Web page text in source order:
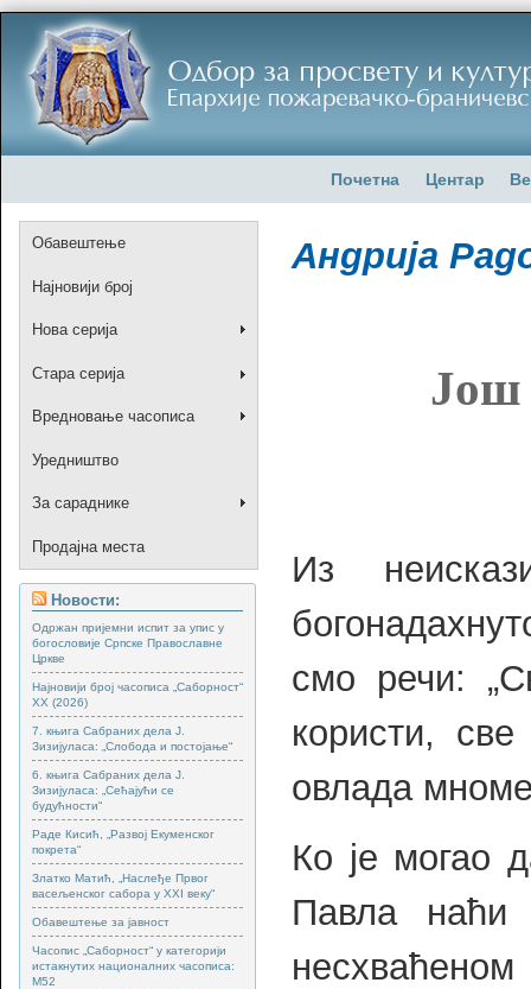
Почетна Центар
Обавештење
Најновији број
Нова серија
Стара серија
Вредновање часописа
Уредништво
За сараднике
Продајна места
Новости:
Одржан пријемни испит за упис у
богословије Српске Православне
Цркве
Најновији број часописа „Саборност“
XX (2026)
7. књига Сабраних дела Ј.
Зизијуласа: „Слобода и постојање“
6. књига Сабраних дела Ј.
Зизијуласа: „Сећајући се
будућности“
Раде Кисић, „Развој Екуменског
покрета“
Златко Матић, „Наслеђе Првог
васељенског сабора у XXI веку“
Обавештење за јавност
Часопис „Саборност“ у категорији
истакнутих националних часописа:
М52
Андрија
Још
Из
смо речи:
користи,
овлада
Ко је могао
Павла наћи